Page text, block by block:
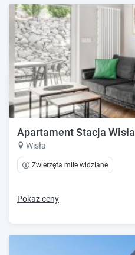
Apartament Stacja Wisła
Wisła
Zwierzęta mile widziane
Pokaż ceny